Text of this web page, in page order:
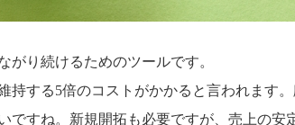
がり続けるためのツールです。
持する5倍のコストがかかると言われます
ですね。新規開拓も必要ですが、売上の安